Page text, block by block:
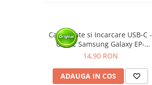
Cablu Date si Incarcare USB-C -
USB-C Samsung Galaxy EP-
DA705, 25W, 1m, Alb - BULK
14,90 RON
ADAUGA IN COS